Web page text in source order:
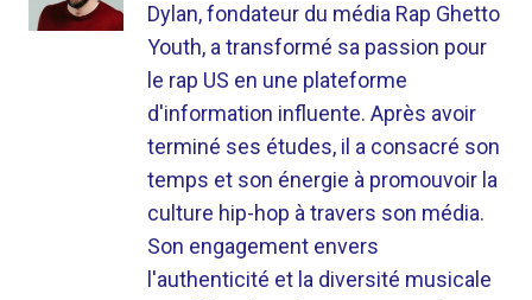
Dylan, fondateur du média Rap Ghetto
Youth, a transformé sa passion pour
le rap US en une plateforme
d'information influente. Après avoir
terminé ses études, il a consacré son
temps et son énergie à promouvoir la
culture hip-hop à travers son média.
Son engagement envers
l'authenticité et la diversité musicale